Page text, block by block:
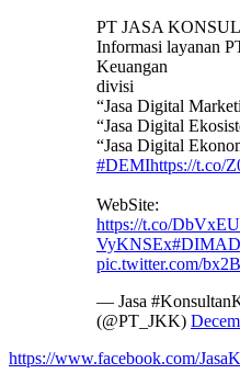
PT JASA
Informasi layanan
Keuangan
divisi
“Jasa Digital
“Jasa Digital
“Jasa Digital
#DEMIhttps://t.co/
WebSite:
https://t.co/
VyKNSEx
pic.twitter.com/
— Jasa
(@PT_JKK)
https://www.facebook.com/